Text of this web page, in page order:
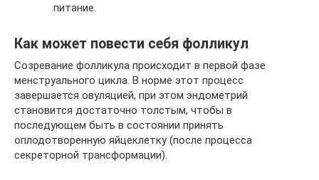
питание.
Как может повести себя фолликул
Созревание фолликула происходит в первой фазе
менструального цикла. В норме этот процесс
завершается овуляцией, при этом эндометрий
становится достаточно толстым, чтобы в
последующем быть в состоянии принять
оплодотворенную яйцеклетку (после процесса
секреторной трансформации).